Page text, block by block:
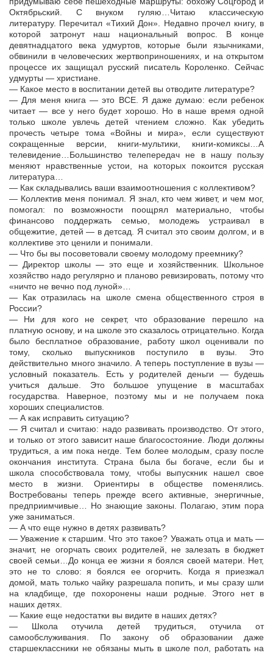
Октябрьский. С внуком гуляю…Читаю классическую
литературу. Перечитал «Тихий Дон». Недавно прочел книгу, в
которой затронут наш национальный вопрос. В конце
девятнадцатого века удмуртов, которые были язычниками,
обвинили в человеческих жертвоприношениях, и на открытом
процессе их защищал русский писатель Короленко. Сейчас
удмурты — христиане.
— Какое место в воспитании детей вы отводите литературе?
— Для меня книга — это ВСЕ. Я даже думаю: если ребенок
читает — все у него будет хорошо. Но в наше время одной
только школе увлечь детей чтением сложно. Как убедить
прочесть четыре тома «Войны и мира», если существуют
сокращенные версии, книги-мультики, книги-комиксы…А
телевидение…Большинство телепередач не в нашу пользу
меняют нравственные устои, на которых покоится русская
литература…
— Как складывались ваши взаимоотношения с коллективом?
— Коллектив меня понимал. Я знал, кто чем живет, и чем мог,
помогал: по возможности поощрял материально, чтобы
финансово поддержать семью, молодежь устраивал в
общежитие, детей — в детсад. Я считал это своим долгом, и в
коллективе это ценили и понимали.
— Что бы вы посоветовали своему молодому преемнику?
— Директор школы — это еще и хозяйственник. Школьное
хозяйство надо регулярно и планово ревизировать, потому что
«ничто не вечно под луной»…
— Как отразилась на школе смена общественного строя в
России?
— Ни для кого не секрет, что образование перешло на
платную основу, и на школе это сказалось отрицательно. Когда
было бесплатное образование, работу школ оценивали по
тому, сколько выпускников поступило в вузы. Это
действительно много значило. А теперь поступление в вузы —
условный показатель. Есть у родителей деньги — будешь
учиться дальше. Это большое упущение в масштабах
государства. Наверное, поэтому мы и не получаем пока
хороших специалистов.
— А как исправить ситуацию?
— Я считал и считаю: надо развивать производство. От этого,
и только от этого зависит наше благосостояние. Люди должны
трудиться, а им пока негде. Тем более молодым, сразу после
окончания института. Страна была бы богаче, если бы и
школа способствовала тому, чтобы выпускник нашел свое
место в жизни. Ориентиры в обществе поменялись.
Востребованы теперь прежде всего активные, энергичные,
предприимчивые… Но знающие законы. Полагаю, этим пора
уже заниматься.
— А что еще нужно в детях развивать?
— Уважение к старшим. Что это такое? Уважать отца и мать —
значит, не огорчать своих родителей, не залезать в бюджет
своей семьи…До конца ее жизни я боялся своей матери. Нет,
это не то слово: я боялся ее огорчить. Когда я приезжал
домой, мать только чайку разрешала попить, и мы сразу шли
на кладбище, где похоронены наши родные. Этого нет в
наших детях.
— Какие еще недостатки вы видите в наших детях?
— Школа отучила детей трудиться, отучила от
самообслуживания. По закону об образовании даже
старшеклассники не обязаны мыть в школе пол, работать на